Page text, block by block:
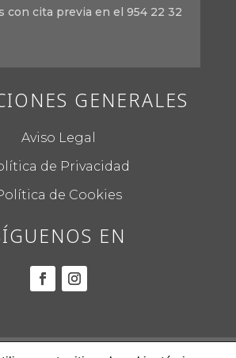
con cita previa en el 954 22 32
GENERALES
Aviso Legal
de Privacidad
de Cookies
EN